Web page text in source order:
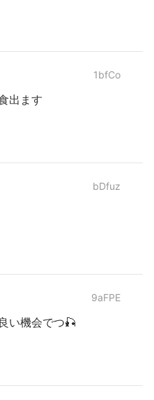
1bfCo
出ます
bDfuz
9aFPE
い機会でつ🎣